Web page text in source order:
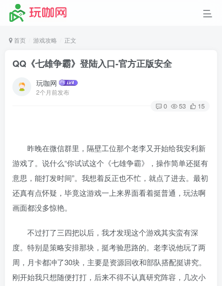
首页 游戏攻略 正文
QQ《七雄争霸》登陆入口-官方正版安全
玩咖网
2个月前发布
0 53 15
昨晚在微信群里，隔壁工位那个老李又开始给我安利新
游戏了。说什么“你试试这个《七雄争霸》，操作简单还挺有
意思，能打发时间”。我想着反正也不忙，就点了进去。最初
还真有点怀疑，毕竟这游戏一上来界面看着挺普通，玩法啊
画面都没多惊艳。
不过打了三四把以后，我才发现这个游戏其实蛮有深
度。特别是策略安排那块，挺考验思路的。老李说他玩了两
周，月卡都冲了30块，主要是资源回收和部队搭配挺讲究。
刚开始我只想随便打打，后来不得不认真研究阵容，几次小